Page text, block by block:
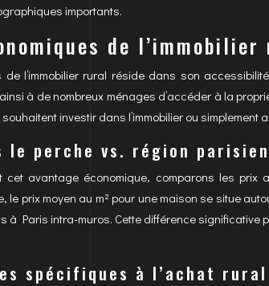
importants.
de
de l’immobilier rural réside dans son
à de nombreux ménages d’accéder à la
investir dans l’immobilier ou simplement
le perche vs. région
cet avantage économique, comparons les
le prix moyen au m² pour une maison se situe
à Paris intra-muros. Cette différence
spécifiques à l’achat rural